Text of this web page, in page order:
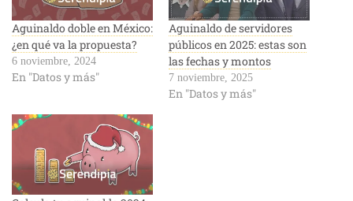
Aguinaldo doble en México:
¿en qué va la propuesta?
6 noviembre, 2024
En "Datos y más"
Aguinaldo de servidores
públicos en 2025: estas son
las fechas y montos
7 noviembre, 2025
En "Datos y más"